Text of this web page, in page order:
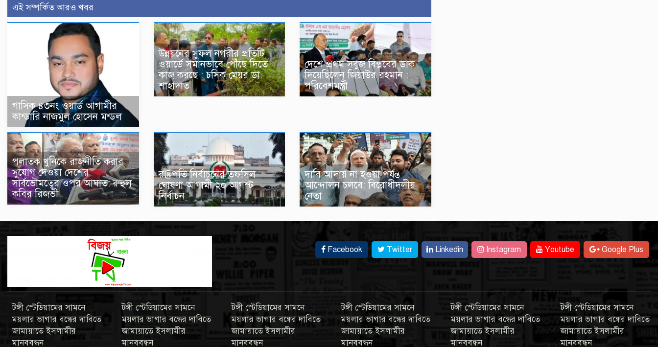
এই সম্পর্কিত আরও খবর
গাসিক ৪৩নং ওয়ার্ড আগামীর
কান্ডারি নাজমুল হোসেন মন্ডল
উন্নয়নের সুফল নগরীর প্রতিটি
ওয়ার্ডে সমানভাবে পৌঁছে দিতে
কাজ করছে : চসিক মেয়র ডা.
শাহাদাত
দেশে প্রথম সবুজ বিপ্লবের ডাক
দিয়েছিলেন জিয়াউর রহমান :
পরিবেশমন্ত্রী
পলাতক খুনিকে রাজনীতি করার
সুযোগ দেওয়া দেশের
সার্বভৌমত্বের ওপর আঘাত: রুহুল
কবির রিজভী
রাষ্ট্রপতি নির্বাচনের তফসিল
ঘোষণা আগামী ২০ আগস্ট
নির্বাচন
দাবি আদায় না হওয়া পর্যন্ত
আন্দোলন চলবে: বিরোধীদলীয়
নেতা
Facebook Twitter Linkedin Instagram Youtube Google Plus
টঙ্গী স্টেডিয়ামের সামনে
ময়লার ভাগার বন্ধের দাবিতে
জামায়াতে ইসলামীর
মানববন্ধন
টঙ্গী স্টেডিয়ামের সামনে
ময়লার ভাগার বন্ধের দাবিতে
জামায়াতে ইসলামীর
মানববন্ধন
টঙ্গী স্টেডিয়ামের সামনে
ময়লার ভাগার বন্ধের দাবিতে
জামায়াতে ইসলামীর
মানববন্ধন
টঙ্গী স্টেডিয়ামের সামনে
ময়লার ভাগার বন্ধের দাবিতে
জামায়াতে ইসলামীর
মানববন্ধন
টঙ্গী স্টেডিয়ামের সামনে
ময়লার ভাগার বন্ধের দাবিতে
জামায়াতে ইসলামীর
মানববন্ধন
টঙ্গী স্টেডিয়ামের সামনে
ময়লার ভাগার বন্ধের দাবিতে
জামায়াতে ইসলামীর
মানববন্ধন